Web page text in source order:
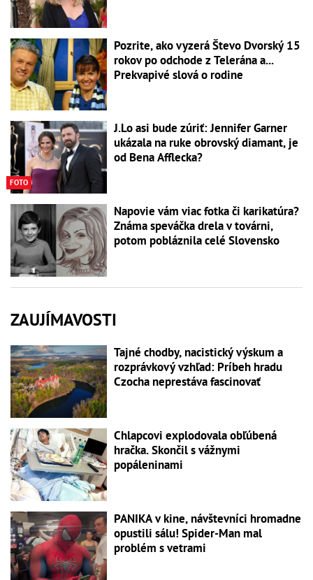
Pozrite, ako vyzerá Števo Dvorský 15
rokov po odchode z Telerána a...
Prekvapivé slová o rodine
FOTO
J.Lo asi bude zúriť: Jennifer Garner
ukázala na ruke obrovský diamant, je
od Bena Afflecka?
Napovie vám viac fotka či karikatúra?
Známa speváčka drela v továrni,
potom pobláznila celé Slovensko
ZAUJÍMAVOSTI
Tajné chodby, nacistický výskum a
rozprávkový vzhľad: Príbeh hradu
Czocha neprestáva fascinovať
Chlapcovi explodovala obľúbená
hračka. Skončil s vážnymi
popáleninami
PANIKA v kine, návštevníci hromadne
opustili sálu! Spider-Man mal
problém s vetrami